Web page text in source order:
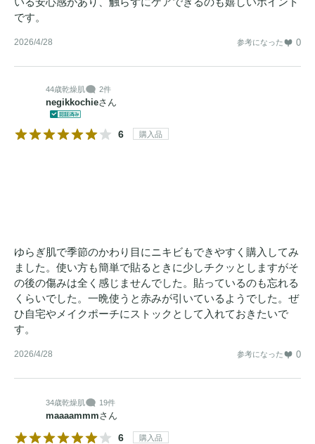
です。
2026/4/28 参考になった 0
44歳乾燥肌 2件
negikkochieさん
6 購入品
ゆらぎ肌で季節のかわり目にニキビもできやすく購入してみ
ました。使い方も簡単で貼るときに少しチクッとしますがそ
の後の傷みは全く感じませんでした。貼っているのも忘れる
くらいでした。一晩使うと赤みが引いているようでした。ぜ
ひ自宅やメイクポーチにストックとして入れておきたいで
す。
2026/4/28 参考になった 0
34歳乾燥肌 19件
maaaammmさん
6 購入品